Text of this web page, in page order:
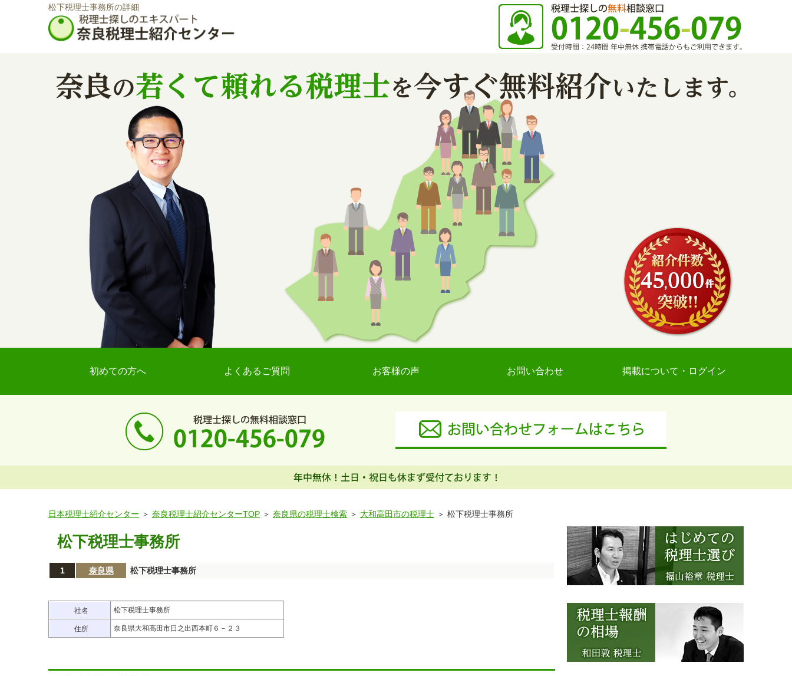
松下税理士事務所の詳細
初めての方へ よくあるご質問 お客様の声 お問い合わせ 掲載について・ログイン
日本税理士紹介センター 奈良税理士紹介センターTOP 奈良県の税理士検索 大和高田市の税理士 松下税理士事務所
松下税理士事務所
1 奈良県 松下税理士事務所
社名 松下税理士事務所
住所 奈良県大和高田市日之出西本町６－２３